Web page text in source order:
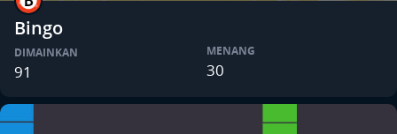
Bingo
DIMAINKAN
91
MENANG
30